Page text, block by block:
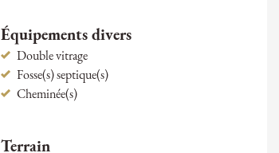
Équipements divers
Double vitrage
Fosse(s) septique(s)
Cheminée(s)
Terrain